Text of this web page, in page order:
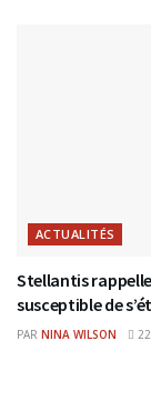
ACTUALITÉS
Stellantis
susceptible de
PAR NINA WILSON